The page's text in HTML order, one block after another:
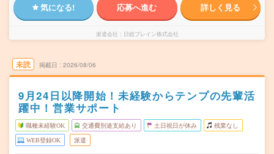
気になる! 応募へ進む 詳しく見る
派遣会社 日総ブレイン株式会社
未読 掲載日 2026/08/06
9月24日以降開始！未経験からテンプの先輩活
躍中！営業サポート
職種未経験OK 交通費別途支給あり 土日祝日が休み 残業なし
WEB登録OK 派遣